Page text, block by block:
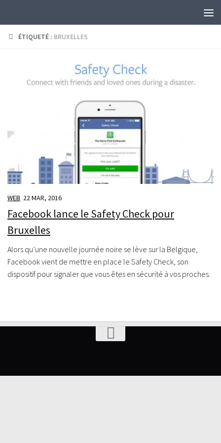
ÉTIQUETÉ : BRUXELLES
WEB 22 MAR, 2016
Facebook lance le Safety Check pour
Bruxelles
Alors qu’une nouvelle journée noire se lève sur la Belgique,
Facebook vient de mettre en place le Safety Check, son
dispositif pour signaler que vous êtes en sécurité à vos proches.